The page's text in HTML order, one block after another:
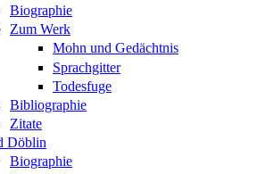
Biographie
Zum Werk
Mohn und Gedächtnis
Sprachgitter
Todesfuge
Bibliographie
Zitate
Döblin
Biographie